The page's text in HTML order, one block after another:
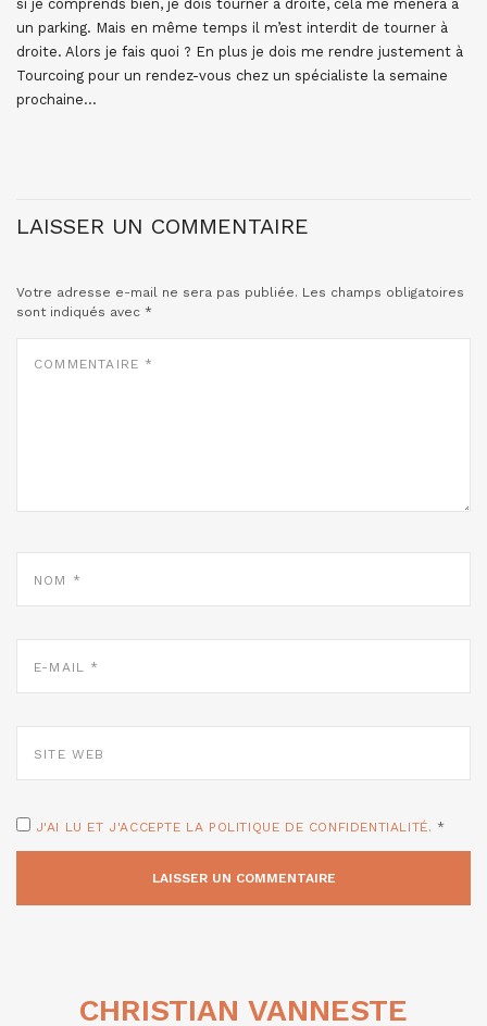
si je comprends bien, je dois tourner à droite, cela me mènera à
un parking. Mais en même temps il m’est interdit de tourner à
droite. Alors je fais quoi ? En plus je dois me rendre justement à
Tourcoing pour un rendez-vous chez un spécialiste la semaine
prochaine…
LAISSER UN COMMENTAIRE
Votre adresse e-mail ne sera pas publiée. Les champs obligatoires
sont indiqués avec *
MAIL
WEB
J'AI LU ET J'ACCEPTE LA POLITIQUE DE CONFIDENTIALITÉ. *
CHRISTIAN VANNESTE